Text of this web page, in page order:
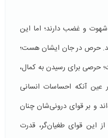
شهوت و غضب دارند؛ اما این
حرص در جان ایشان هست؛
حرصی برای رسیدن به کمال،
عین آنکه احساسات انسانی
و بر قوای درونی‌شان چنان
این قوای طغیان‌گر، قدرت